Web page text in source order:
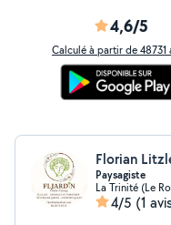
4,6/5
Calculé à partir de 48731
Florian
Paysagiste
La Trinité (Le
4/5 (1